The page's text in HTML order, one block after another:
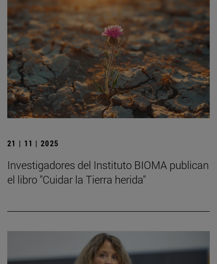
21 | 11 | 2025
Investigadores del Instituto BIOMA publican
el libro "Cuidar la Tierra herida"